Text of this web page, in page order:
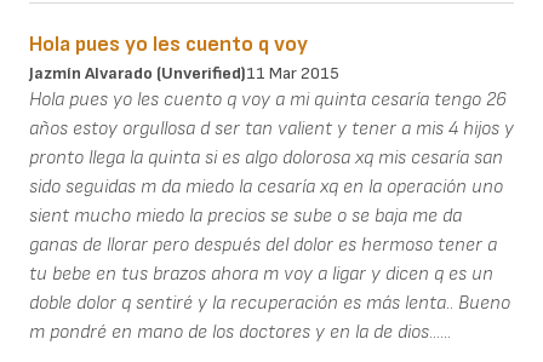
Hola pues yo les cuento q voy
Jazmín Alvarado (unverified)11 Mar 2015
Hola pues yo les cuento q voy a mi quinta cesaría tengo 26
años estoy orgullosa d ser tan valient y tener a mis 4 hijos y
pronto llega la quinta si es algo dolorosa xq mis cesaría san
sido seguidas m da miedo la cesaría xq en la operación uno
sient mucho miedo la precios se sube o se baja me da
ganas de llorar pero después del dolor es hermoso tener a
tu bebe en tus brazos ahora m voy a ligar y dicen q es un
doble dolor q sentiré y la recuperación es más lenta.. Bueno
m pondré en mano de los doctores y en la de dios......